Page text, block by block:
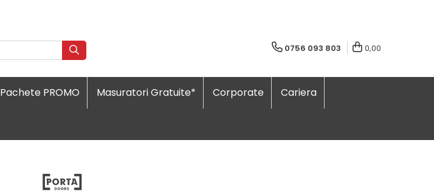
0756 093 803 0,00
Pachete PROMO Masuratori Gratuite* Corporate Cariera